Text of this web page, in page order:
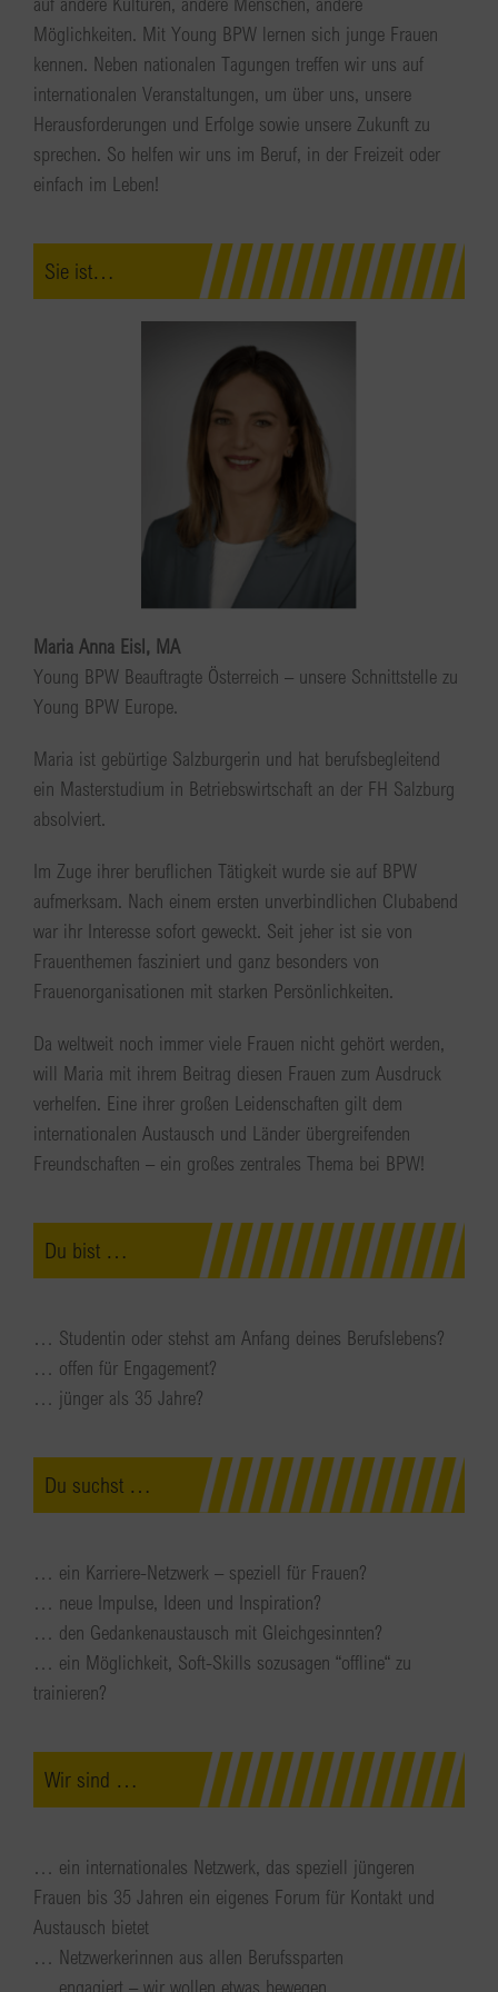
Möglichkeiten. Mit Young BPW lernen sich junge Frauen
kennen. Neben nationalen Tagungen treffen wir uns auf
internationalen Veranstaltungen, um über uns, unsere
Herausforderungen und Erfolge sowie unsere Zukunft zu
sprechen. So helfen wir uns im Beruf, in der Freizeit oder
einfach im Leben!
Sie ist…
Maria Anna Eisl, MA
Young BPW Beauftragte Österreich – unsere Schnittstelle zu
Young BPW Europe.
Maria ist gebürtige Salzburgerin und hat berufsbegleitend
ein Masterstudium in Betriebswirtschaft an der FH Salzburg
absolviert.
Im Zuge ihrer beruflichen Tätigkeit wurde sie auf BPW
aufmerksam. Nach einem ersten unverbindlichen Clubabend
war ihr Interesse sofort geweckt. Seit jeher ist sie von
Frauenthemen fasziniert und ganz besonders von
Frauenorganisationen mit starken Persönlichkeiten.
Da weltweit noch immer viele Frauen nicht gehört werden,
will Maria mit ihrem Beitrag diesen Frauen zum Ausdruck
verhelfen. Eine ihrer großen Leidenschaften gilt dem
internationalen Austausch und Länder übergreifenden
Freundschaften – ein großes zentrales Thema bei BPW!
Du bist …
… Studentin oder stehst am Anfang deines Berufslebens?
… offen für Engagement?
… jünger als 35 Jahre?
Du suchst …
… ein Karriere-Netzwerk – speziell für Frauen?
… neue Impulse, Ideen und Inspiration?
… den Gedankenaustausch mit Gleichgesinnten?
… ein Möglichkeit, Soft-Skills sozusagen “offline“ zu
trainieren?
Wir sind …
… ein internationales Netzwerk, das speziell jüngeren
Frauen bis 35 Jahren ein eigenes Forum für Kontakt und
Austausch bietet
… Netzwerkerinnen aus allen Berufssparten
… engagiert – wir wollen etwas bewegen